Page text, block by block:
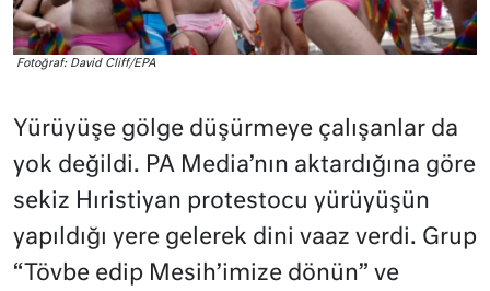
Fotoğraf: David Cliff/EPA
Yürüyüşe gölge düşürmeye çalışanlar da
yok değildi. PA Media’nın aktardığına göre
sekiz Hıristiyan protestocu yürüyüşün
yapıldığı yere gelerek dini vaaz verdi. Grup
“Tövbe edip Mesih’imize dönün” ve